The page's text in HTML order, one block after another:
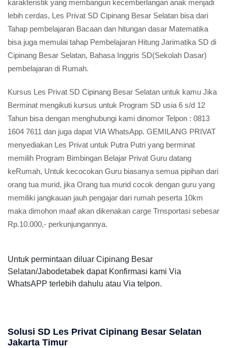
karakteristik yang membangun kecemberlangan anak menjadi
lebih cerdas, Les Privat SD Cipinang Besar Selatan bisa dari
Tahap pembelajaran Bacaan dan hitungan dasar Matematika
bisa juga memulai tahap Pembelajaran Hitung Jarimatika SD di
Cipinang Besar Selatan, Bahasa Inggris SD(Sekolah Dasar)
pembelajaran di Rumah.
Kursus Les Privat SD Cipinang Besar Selatan untuk kamu Jika
Berminat mengikuti kursus untuk Program SD usia 6 s/d 12
Tahun bisa dengan menghubungi kami dinomor Telpon : 0813
1604 7611 dan juga dapat VIA WhatsApp. GEMILANG PRIVAT
menyediakan Les Privat untuk Putra Putri yang berminat
memilih Program Bimbingan Belajar Privat Guru datang
keRumah, Untuk kecocokan Guru biasanya semua pipihan dari
orang tua murid, jika Orang tua murid cocok dengan guru yang
memiliki jangkauan jauh pengajar dari rumah peserta 10km
maka dimohon maaf akan dikenakan carge Trnsportasi sebesar
Rp.10.000,- perkunjungannya.
Untuk permintaan diluar Cipinang Besar
Selatan/Jabodetabek dapat Konfirmasi kami Via
WhatsAPP terlebih dahulu atau Via telpon.
Solusi SD Les Privat Cipinang Besar Selatan
Jakarta Timur